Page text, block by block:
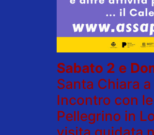
Sabato 2 e
Santa Chiara
Incontro con
Pellegrino in